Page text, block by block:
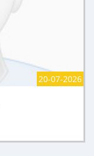
20-07-2026